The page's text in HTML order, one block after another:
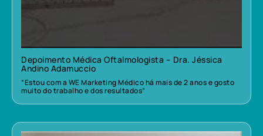
Depoimento Médica Oftalmologista – Dra. Jéssica
Andino Adamuccio
“Estou com a WE Marketing Médico há mais de 2 anos e gosto
muito do trabalho e dos resultados”